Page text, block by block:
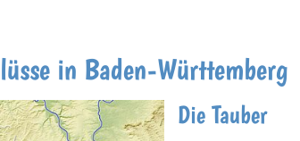
in Baden-Württemberg
Die Tauber